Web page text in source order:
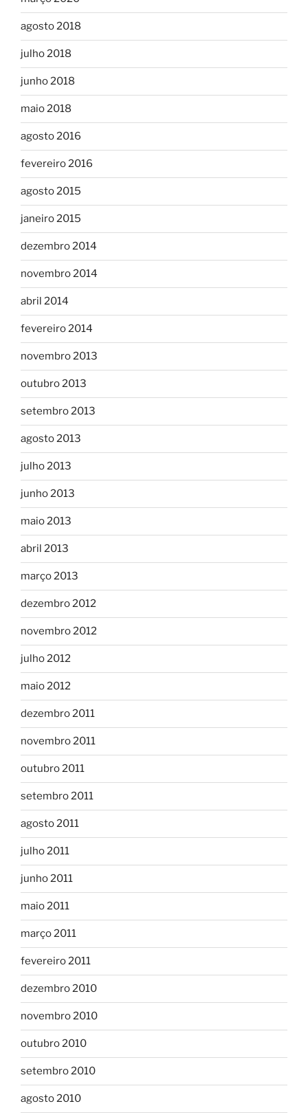
agosto 2018
julho 2018
junho 2018
maio 2018
agosto 2016
fevereiro 2016
agosto 2015
janeiro 2015
dezembro 2014
novembro 2014
abril 2014
fevereiro 2014
novembro 2013
outubro 2013
setembro 2013
agosto 2013
julho 2013
junho 2013
maio 2013
abril 2013
março 2013
dezembro 2012
novembro 2012
julho 2012
maio 2012
dezembro 2011
novembro 2011
outubro 2011
setembro 2011
agosto 2011
julho 2011
junho 2011
maio 2011
março 2011
fevereiro 2011
dezembro 2010
novembro 2010
outubro 2010
setembro 2010
agosto 2010